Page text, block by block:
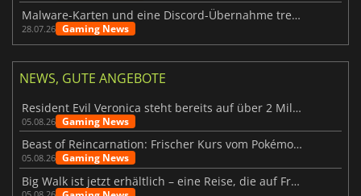
Malware-Karten und eine Discord-Übernahme treffen Meccha Chameleon
28.07.26 Gaming News
NEWS, GUTE ANGEBOTE
Resident Evil Veronica steht bereits auf über 2 Millionen Wunschlisten
05.08.26 Gaming News
Beast of Reincarnation: Frischer Kurs vom Pokémon-Studio
05.08.26 Gaming News
Big Walk ist jetzt erhältlich – eine Reise, die auf Freundschaft basiert